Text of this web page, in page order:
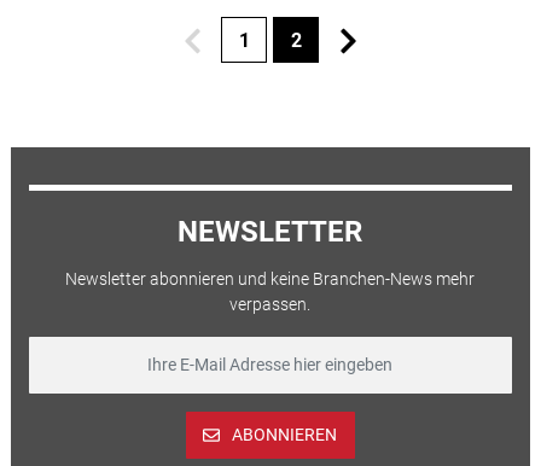
1 2
NEWSLETTER
Newsletter abonnieren und keine Branchen-News mehr
verpassen.
ABONNIEREN